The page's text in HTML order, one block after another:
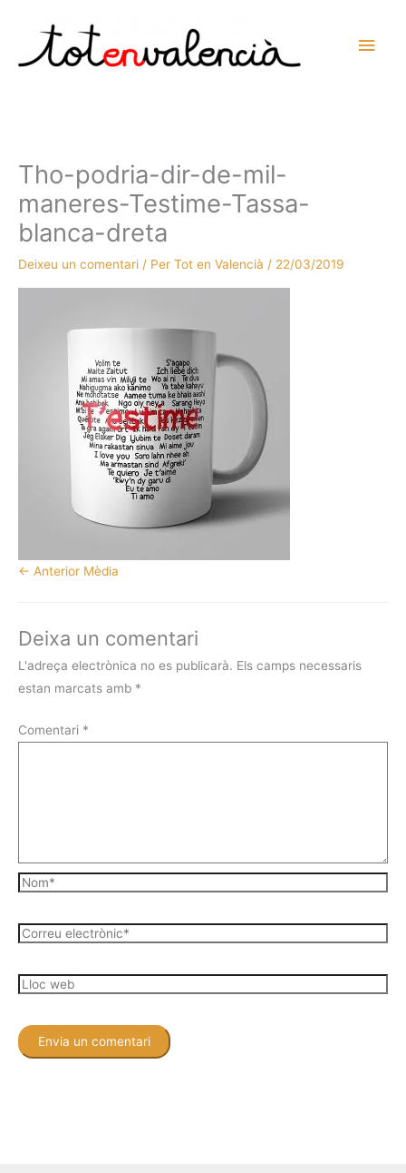
contingut
Tho-podria-dir-de-mil-
maneres-Testime-Tassa-
blanca-dreta
Deixeu un comentari / Per Tot en Valencià / 22/03/2019
← Anterior Mèdia
Deixa un comentari
L'adreça electrònica no es publicarà. Els camps necessaris
estan marcats amb *
Comentari *
Nom*
Correu
Lloc